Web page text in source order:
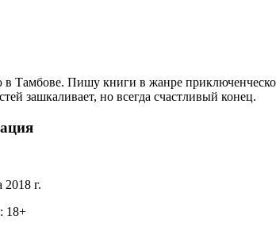
в Тамбове. Пишу книги в жанре
зашкаливает, но всегда счастливый конец.
2018 г.
18+